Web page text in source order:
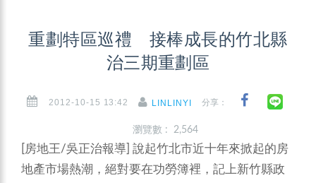
重劃特區巡禮 接棒成長的竹北縣
治三期重劃區
2012-10-15 13:42 LINLINYI 分享：
瀏覽數 : 2,564
[房地王/吳正治報導] 說起竹北市近十年來掀起的房
地產市場熱潮，絕對要在功勞簿裡，記上新竹縣政